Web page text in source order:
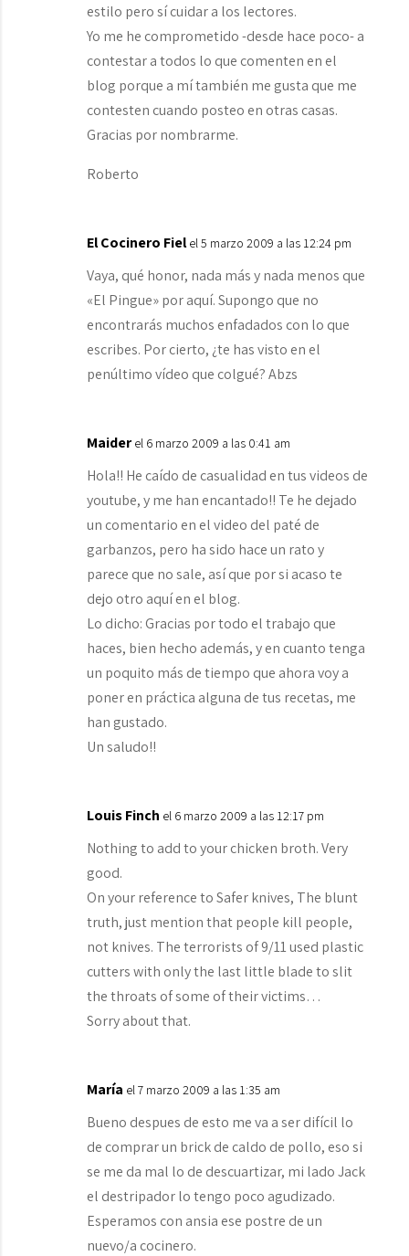
estilo pero sí cuidar a los lectores.
Yo me he comprometido -desde hace poco- a
contestar a todos lo que comenten en el
blog porque a mí también me gusta que me
contesten cuando posteo en otras casas.
Gracias por nombrarme.
Roberto
El Cocinero Fiel el 5 marzo 2009 a las 12:24 pm
Vaya, qué honor, nada más y nada menos que
«El Pingue» por aquí. Supongo que no
encontrarás muchos enfadados con lo que
escribes. Por cierto, ¿te has visto en el
penúltimo vídeo que colgué? Abzs
Maider el 6 marzo 2009 a las 0:41 am
Hola!! He caído de casualidad en tus videos de
youtube, y me han encantado!! Te he dejado
un comentario en el video del paté de
garbanzos, pero ha sido hace un rato y
parece que no sale, así que por si acaso te
dejo otro aquí en el blog.
Lo dicho: Gracias por todo el trabajo que
haces, bien hecho además, y en cuanto tenga
un poquito más de tiempo que ahora voy a
poner en práctica alguna de tus recetas, me
han gustado.
Un saludo!!
Louis Finch el 6 marzo 2009 a las 12:17 pm
Nothing to add to your chicken broth. Very
good.
On your reference to Safer knives, The blunt
truth, just mention that people kill people,
not knives. The terrorists of 9/11 used plastic
cutters with only the last little blade to slit
the throats of some of their victims…
Sorry about that.
María el 7 marzo 2009 a las 1:35 am
Bueno despues de esto me va a ser difícil lo
de comprar un brick de caldo de pollo, eso si
se me da mal lo de descuartizar, mi lado Jack
el destripador lo tengo poco agudizado.
Esperamos con ansia ese postre de un
nuevo/a cocinero.